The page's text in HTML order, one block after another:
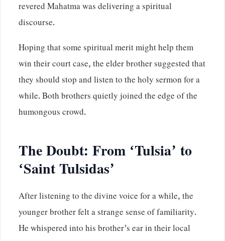
revered Mahatma was delivering a spiritual
discourse.
Hoping that some spiritual merit might help them
win their court case, the elder brother suggested that
they should stop and listen to the holy sermon for a
while. Both brothers quietly joined the edge of the
humongous crowd.
The Doubt: From ‘Tulsia’ to
‘Saint Tulsidas’
After listening to the divine voice for a while, the
younger brother felt a strange sense of familiarity.
He whispered into his brother’s ear in their local